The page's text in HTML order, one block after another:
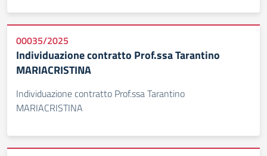
00035/2025
Individuazione contratto Prof.ssa Tarantino
MARIACRISTINA
Individuazione contratto Prof.ssa Tarantino
MARIACRISTINA